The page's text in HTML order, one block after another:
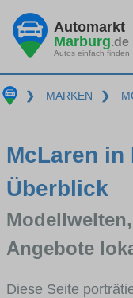
Automarkt
Marburg.de
Autos einfach finden
❯ MARKEN ❯
McLaren in
Überblick
Angebote
Diese Seite